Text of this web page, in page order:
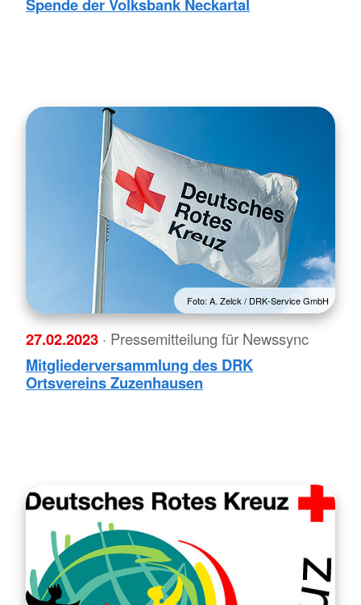
Spende der Volksbank Neckartal
Foto: A. Zelck / DRK-Service GmbH
27.02.2023 · Pressemitteilung für Newssync
Mitgliederversammlung des DRK
Ortsvereins Zuzenhausen